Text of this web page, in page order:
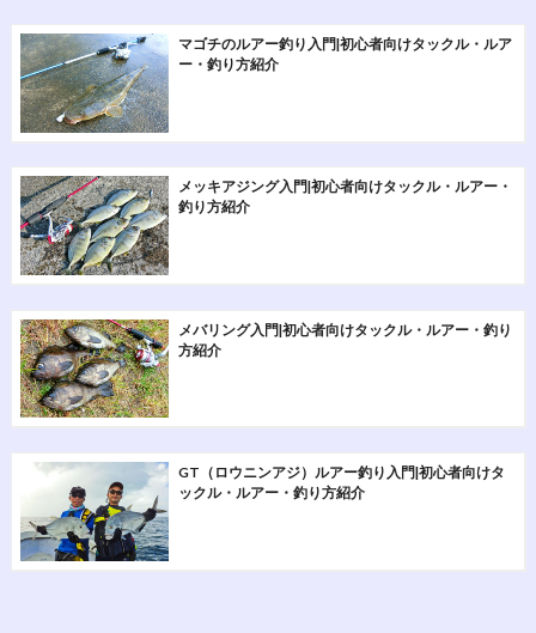
マゴチのルアー釣り入門|初心者向けタックル・ルア
ー・釣り方紹介
メッキアジング入門|初心者向けタックル・ルアー・
釣り方紹介
メバリング入門|初心者向けタックル・ルアー・釣り
方紹介
GT（ロウニンアジ）ルアー釣り入門|初心者向けタ
ックル・ルアー・釣り方紹介